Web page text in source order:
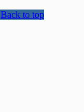
Back to top